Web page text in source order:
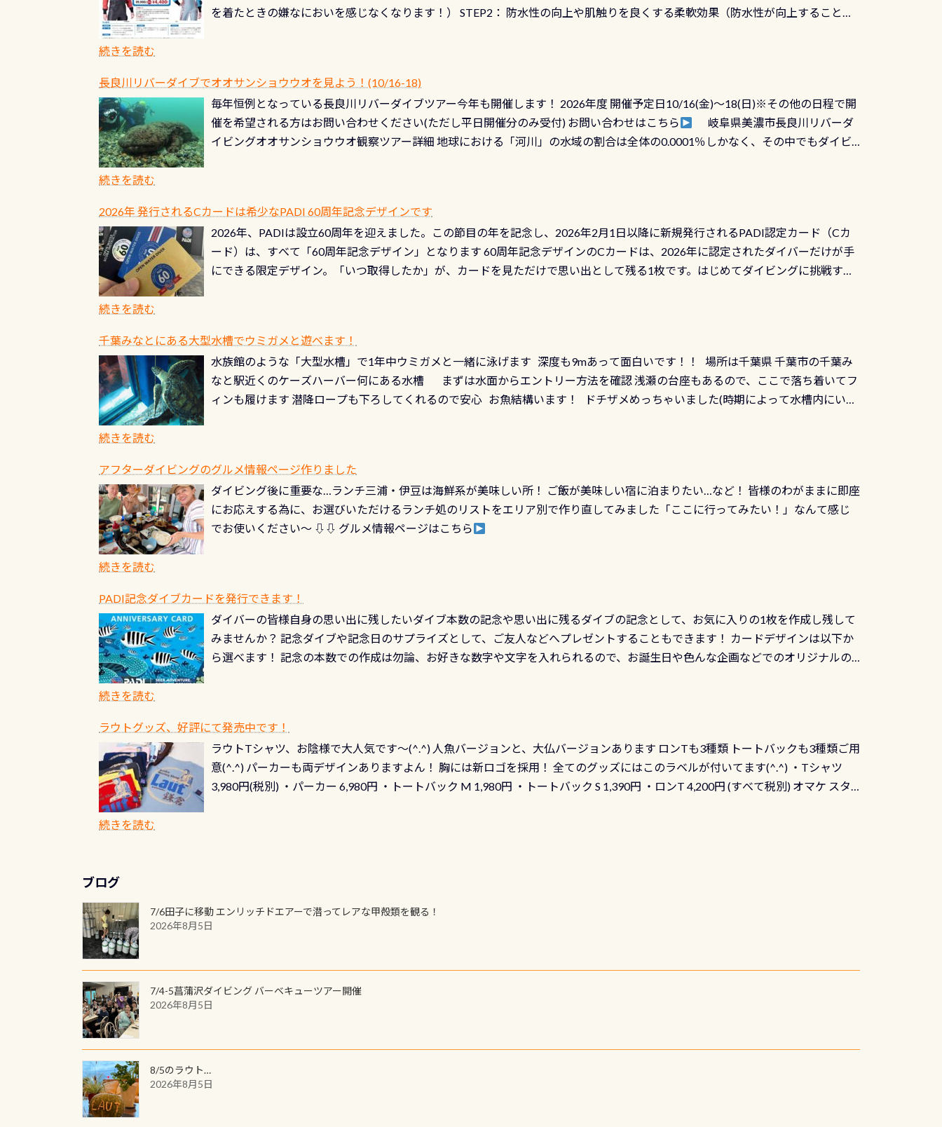
を着たときの嫌なにおいを感じなくなります！） STEP2： 防水性の向上や肌触りを良くする柔軟効果（防水性が向上することで
ル(穴)がないか確認冬になり、使い始めてから水漏れする…ってのは避けましょう！実際水につけて水検査して調べます ●給気バ
ルブのオーバーホール排気バルブは、ドライスーツクリーニングの際に行うのですが、空気を送り込む「給気バルブ」のオーバ
ーホールも非常に大切です BCDで言うと給気ボタンの点検と一緒な訳ですから、ボタンが潮噛みしてドライスーツに空気が入り
過ぎて急浮上…なんて事がないようにしっかり点検しましょう！まだした事がない方はこれを機会に是非やってください！！ ●
点検をする度に1行目の「水漏れ検査代」が5,500円掛かります そこで下記のキャンペーンを利用してみてはどうでしょうか？
8/31までの間に、ドライスーツの点検・オーバーホールを出して頂いた方は、上記の水検査料5,500円がなんと無料になります！
ドライスーツクリーニングだけでも出そうと思ってる方は、セットでこの水検査も出しましょう！そし続きを読む
続きを読む
長良川リバーダイブでオオサンショウウオを見よう！(10/16-18)
毎年恒例となっている長良川リバーダイブツアー今年も開催します！ 2026年度 開催予定日10/16(金)～18(日)※その他の日程で開
催を希望される方はお問い合わせください(ただし平日開催分のみ受付) お問い合わせはこちら
岐阜県美濃市長良川リバーダ
イビングオオサンショウウオ観察ツアー詳細 地球における「河川」の水域の割合は全体の0.0001％しかなく、その中でもダイビ
ませ 6月から10月の間で開催しております 長良川ってどんな川？ 長良川は日本三大清流(四万十川、柿田川)の１つに数えられ
る清流（水質汚染の少ない、または無い川のこと）で岐阜県の郡上市に始まり、美濃を経て伊勢湾に流れます1985年には環境省
の「名水100選」にまた2001年には「日本の水浴場88選」に全国で唯一河川で選ばれた清流です川にしては珍しく、水深が深い
ところでは12mほどあり十分ダイビングを楽しむことが出来ます 川原からのエントリーエキジットは正に大自然の中でのダイビ
ダウンカレントが発生している箇所などもあり、なかなか海では見られない光景です 透明度の良い川を数百メートルドリフトす
る(流される)のは快感です！ 特別天然記念物「オオサンショウウオ」が見れる 長良川ダイビング最大の見どころがこの特別天然
記念物の「オオサンショウウオ」です 大きなものでは体長1mを超える世界最大の両生類です個体数が少なくかなり貴重な生物で
すが、ここ長良川ではかなりの確立で見ることが出来ます特別天然記念物と言えば他には「 続きを読む
続きを読む
2026年 発行されるCカードは希少なPADI 60周年記念デザインです
2026年、PADIは設立60周年を迎えました。この節目の年を記念し、2026年2月1日以降に新規発行されるPADI認定カード（Cカ
ード）は、すべて「60周年記念デザイン」となります 60周年記念デザインのCカードは、2026年に認定されたダイバーだけが手
にできる限定デザイン。「いつ取得したか」が、カードを見ただけで思い出として残る1枚です。はじめてダイビングに挑戦する
終営業日までの発行分 【注意事項】※ PADI Freediver、Mermaid、EFR、TECなど特別プログラムの専用カードが発行されるもの
やオリジナルカード対象のディスティンクティブ・スペシャルティ、AWAREデザインカードを申し込みの方は対象外となりま
す。 ※ 2026年12月の認定でも、2027年1月以降に発行されるカードは通常デザインとなります ダイビングは、始めた「年」も
思い出になる ダイビングを始めるきっかけは人それぞれ。でも、「いつ始めたか」は、あとから振り返ると大切な思い出になり
も、ワクワクが続く60周年限定企画です。コースを修了されたら、ぜひ参加してみてくださいね 毎月60名様、年間720名様に
PADIグッズが当たるチャンス 受講したPADIダイブセンター／リゾートが用意したオリジナル景品が当たることも！ PADIデジタ
ルくじに参加する
続きを読む
千葉みなとにある大型水槽でウミガメと遊べます！
水族館のような「大型水槽」で1年中ウミガメと一緒に泳げます 深度も9mあって面白いです！！ 場所は千葉県 千葉市の千葉み
なと駅近くのケーズハーバー何にある水槽 まずは水面からエントリー方法を確認 浅瀬の台座もあるので、ここで落ち着いてフ
ィンも履けます 潜降ロープも下ろしてくれるので安心 お魚結構います！ ドチザメめっちゃいました(時期によって水槽内にいる
楽しみ頂けます 反対側の窓からも見ることが出来るので、付き添いの方とも記念撮影も出来ますよ スキンダイビングでも参加
できます！ かなり楽しめます是非ご参加ください！ 写真撮影の練習や、4時間たっぷり利用出来るので、普通に中性浮力の練習
にもなりますヨ 料金等、詳しくは 詳細はこちら
続きを読む
アフターダイビングのグルメ情報ページ作りました
ダイビング後に重要な…ランチ三浦・伊豆は海鮮系が美味しい所！ ご飯が美味しい宿に泊まりたい…など！ 皆様のわがままに即座
にお応えする為に、お選びいただけるランチ処のリストをエリア別で作り直してみました「ここに行ってみたい！」なんて感じ
でお使いください～ ⇩⇩ グルメ情報ページはこちら
続きを読む
PADI記念ダイブカードを発行できます！
ダイバーの皆様自身の思い出に残したいダイブ本数の記念や思い出に残るダイブの記念として、お気に入りの1枚を作成し残して
みませんか？ 記念ダイブや記念日のサプライズとして、ご友人などへプレゼントすることもできます！ カードデザインは以下か
ら選べます！ 記念の本数での作成は勿論、お好きな数字や文字を入れられるので、お誕生日や色んな企画などでのオリジナルの
続きを読む
ラウトグッズ、好評にて発売中です！
ラウトTシャツ、お陰様で大人気です～(^.^) 人魚バージョンと、大仏バージョンあります ロンTも3種類 トートバックも3種類ご用
意(^.^) パーカーも両デザインありますよん！ 胸には新ロゴを採用！ 全てのグッズにはこのラベルが付いてます(^.^) ・Tシャツ
3,980円(税別) ・パーカー 6,980円 ・トートバック M 1,980円 ・トートバック S 1,390円 ・ロンT 4,200円 (すべて税別) オマケ スタ
続きを読む
ブログ
7/6田子に移動 エンリッチドエアーで潜ってレアな甲殻類を観る！
2026年8月5日
7/4-5菖蒲沢ダイビング バーベキューツアー開催
2026年8月5日
8/5のラウト…
2026年8月5日